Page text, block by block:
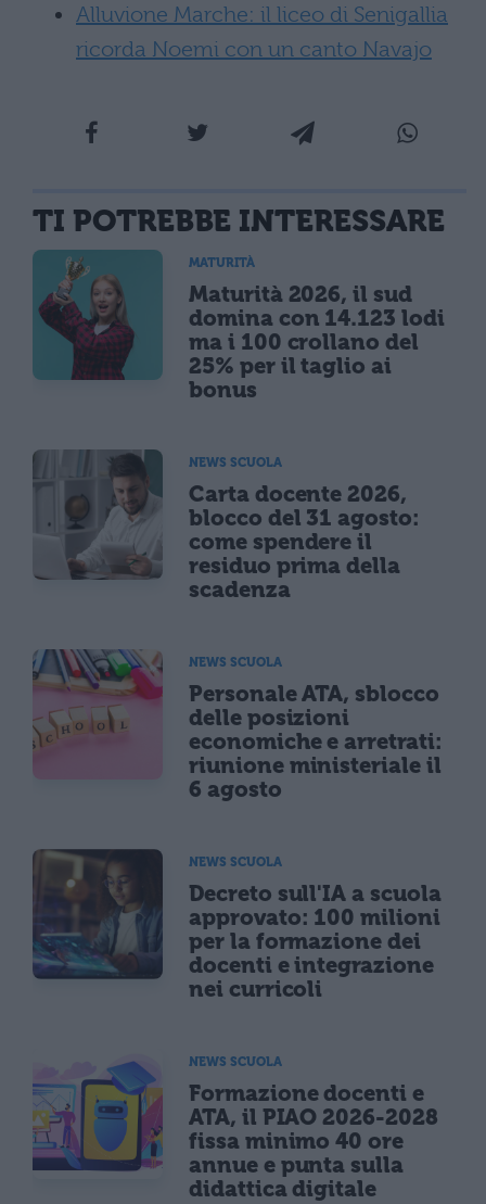
Alluvione Marche: il liceo di Senigallia
ricorda Noemi con un canto Navajo
TI POTREBBE INTERESSARE
MATURITÀ
Maturità 2026, il sud
domina con 14.123 lodi
ma i 100 crollano del
25% per il taglio ai
bonus
NEWS SCUOLA
Carta docente 2026,
blocco del 31 agosto:
come spendere il
residuo prima della
scadenza
NEWS SCUOLA
Personale ATA, sblocco
delle posizioni
economiche e arretrati:
riunione ministeriale il
6 agosto
NEWS SCUOLA
Decreto sull'IA a scuola
approvato: 100 milioni
per la formazione dei
docenti e integrazione
nei curricoli
NEWS SCUOLA
Formazione docenti e
ATA, il PIAO 2026-2028
fissa minimo 40 ore
annue e punta sulla
didattica digitale